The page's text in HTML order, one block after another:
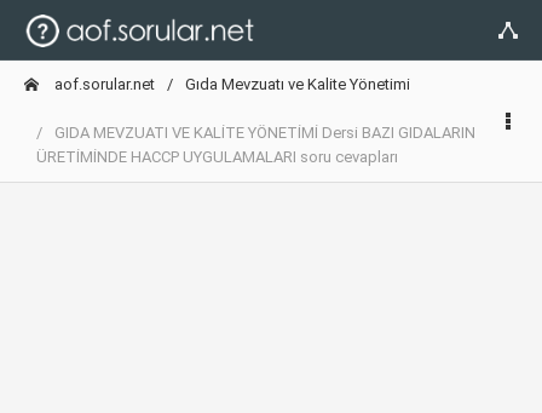
aof.sorular.net Gıda Mevzuatı ve Kalite Yönetimi
GIDA MEVZUATI VE KALİTE YÖNETİMİ Dersi BAZI GIDALARIN
ÜRETİMİNDE HACCP UYGULAMALARI soru cevapları